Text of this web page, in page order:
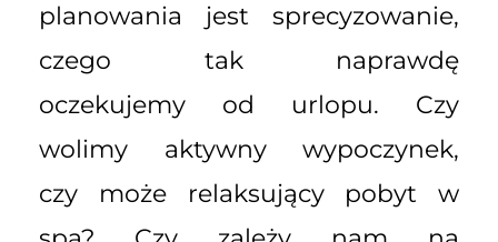
planowania jest sprecyzowanie,
czego tak naprawdę
oczekujemy od urlopu. Czy
wolimy aktywny wypoczynek,
czy może relaksujący pobyt w